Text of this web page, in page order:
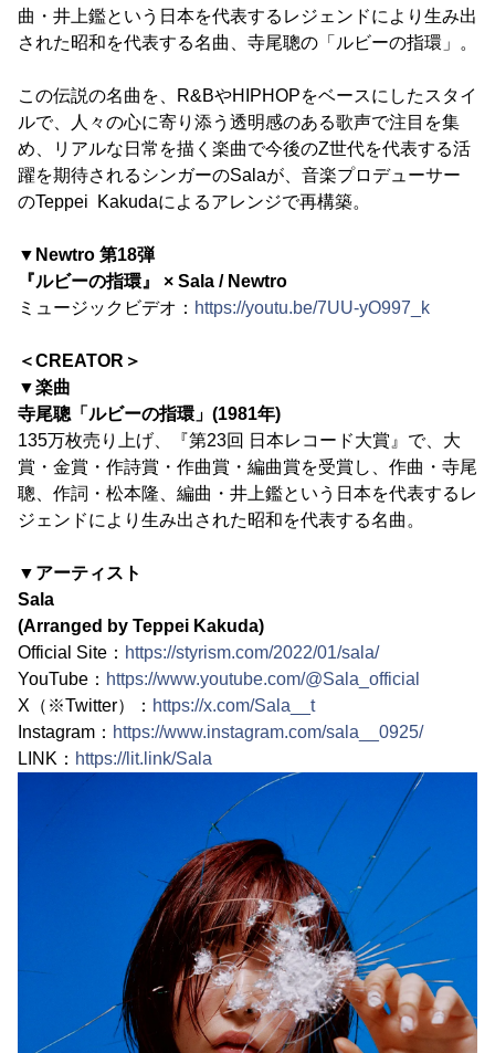
曲・井上鑑という日本を代表するレジェンドにより生み出
された昭和を代表する名曲、寺尾聰の「ルビーの指環」。
この伝説の名曲を、R&BやHIPHOPをベースにしたスタイ
ルで、人々の心に寄り添う透明感のある歌声で注目を集
め、リアルな日常を描く楽曲で今後のZ世代を代表する活
躍を期待されるシンガーのSalaが、音楽プロデューサー
のTeppei Kakudaによるアレンジで再構築。
▼Newtro 第18弾
『ルビーの指環』 × Sala / Newtro
ミュージックビデオ： https://youtu.be/7UU-yO997_k
＜CREATOR＞
▼楽曲
寺尾聰「ルビーの指環」(1981年)
135万枚売り上げ、『第23回 日本レコード大賞』で、大
賞・金賞・作詩賞・作曲賞・編曲賞を受賞し、作曲・寺尾
聰、作詞・松本隆、編曲・井上鑑という日本を代表するレ
ジェンドにより生み出された昭和を代表する名曲。
▼アーティスト
Sala
(Arranged by Teppei Kakuda)
Official Site： https://styrism.com/2022/01/sala/
YouTube： https://www.youtube.com/@Sala_official
X（※Twitter）： https://x.com/Sala__t
Instagram： https://www.instagram.com/sala__0925/
LINK： https://lit.link/Sala